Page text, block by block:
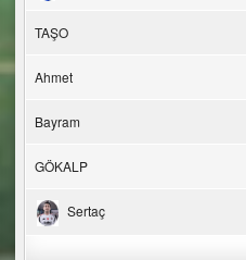
TAŞO
Ahmet
Bayram
GÖKALP
Sertaç